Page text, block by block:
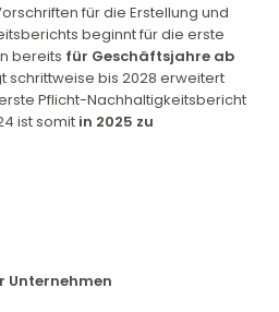
für die Erstellung und
beginnt für die erste
bereits für Geschäftsjahre ab
schrittweise bis 2028 erweitert
Pflicht-Nachhaltigkeitsbericht
ist somit in 2025 zu
Unternehmen